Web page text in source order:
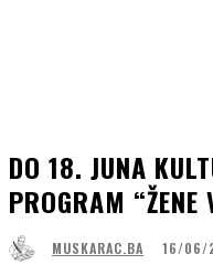
DO 18. JUNA
PROGRAM
MUSKARAC.BA 16/06/